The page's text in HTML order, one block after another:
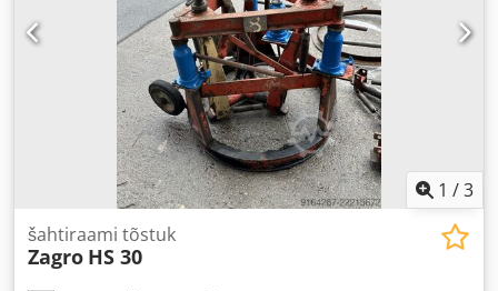
1 /3
šahtiraami tõstuk
Zagro HS 30